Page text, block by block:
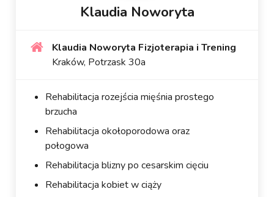
Klaudia Noworyta
Klaudia Noworyta Fizjoterapia i Trening
Kraków, Potrzask 30a
Rehabilitacja rozejścia mięśnia prostego
brzucha
Rehabilitacja okołoporodowa oraz
połogowa
Rehabilitacja blizny po cesarskim cięciu
Rehabilitacja kobiet w ciąży